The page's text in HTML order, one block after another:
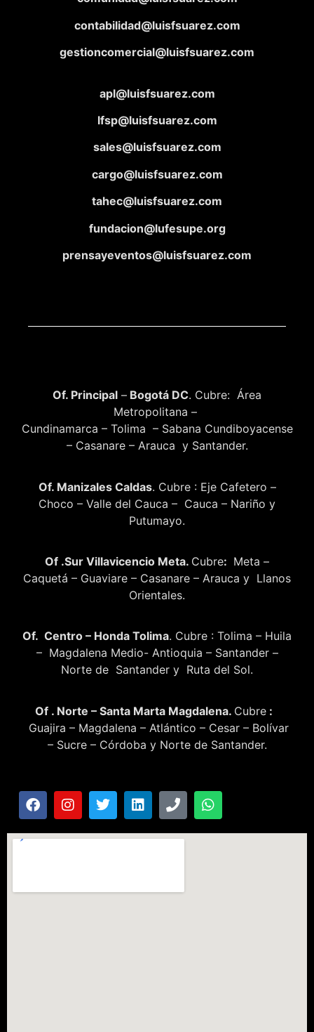
contabilidad@luisfsuarez.com
gestioncomercial@luisfsuarez.com
apl@luisfsuarez.com
lfsp@luisfsuarez.com
sales@luisfsuarez.com
cargo@luisfsuarez.com
tahec@luisfsuarez.com
fundacion@lufesupe.org
prensayeventos@luisfsuarez.com
Of. Principal – Bogotá DC. Cubre: Área
Metropolitana –
Cundinamarca – Tolima – Sabana Cundiboyacense
– Casanare – Arauca y Santander.
Of. Manizales Caldas. Cubre : Eje Cafetero –
Choco – Valle del Cauca – Cauca – Nariño y
Putumayo.
Of .Sur Villavicencio Meta. Cubre: Meta –
Caquetá – Guaviare – Casanare – Arauca y Llanos
Orientales.
Of. Centro – Honda Tolima. Cubre : Tolima – Huila
– Magdalena Medio- Antioquia – Santander –
Norte de Santander y Ruta del Sol.
Of . Norte – Santa Marta Magdalena. Cubre :
Guajira – Magdalena – Atlántico – Cesar – Bolívar
– Sucre – Córdoba y Norte de Santander.